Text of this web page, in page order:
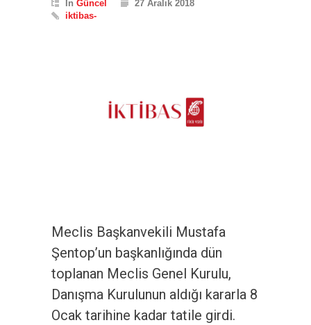
In Güncel
27 Aralık 2018
iktibas-
Meclis Başkanvekili Mustafa
Şentop’un başkanlığında dün
toplanan Meclis Genel Kurulu,
Danışma Kurulunun aldığı kararla 8
Ocak tarihine kadar tatile girdi.